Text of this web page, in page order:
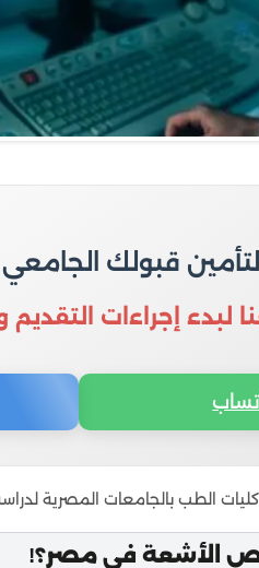
لتأمين قبولك
لبدء إجراءات التقديم
الطب بالجامعات المصرية
الأشعة في مصر؟!